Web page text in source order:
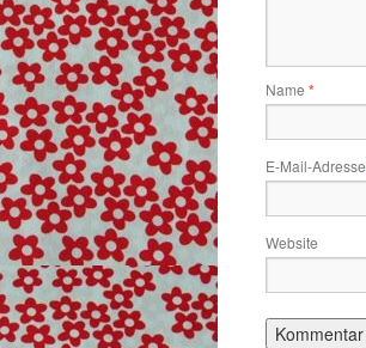
Name *
E-Mail-Adresse
Website